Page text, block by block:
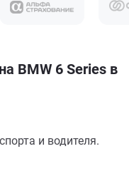
BMW 6 Series в
и водителя.